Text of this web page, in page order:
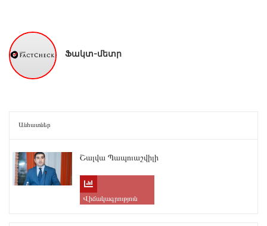
Ֆակտ-մետր
Անհատներ
Շալվա Պապուաշվիլի
Վիճակագրություն